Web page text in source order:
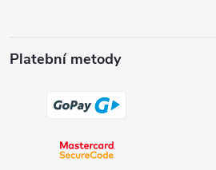
Platební metody